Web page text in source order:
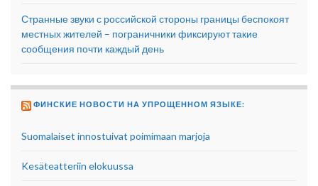
Странные звуки с российской стороны границы беспокоят
местных жителей – пограничники фиксируют такие
сообщения почти каждый день
ФИНСКИЕ НОВОСТИ НА УПРОЩЕННОМ ЯЗЫКЕ:
Suomalaiset innostuivat poimimaan marjoja
Kesäteatteriin elokuussa